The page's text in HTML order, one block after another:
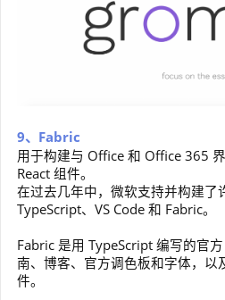
9、Fabric
用于构建与 Office 和 Office 365
React 组件。
在过去几年中，微软支持并构建了
TypeScript、VS Code 和 Fabric。
Fabric 是用 TypeScript 编写的官
南、博客、官方调色板和字体，以
件。